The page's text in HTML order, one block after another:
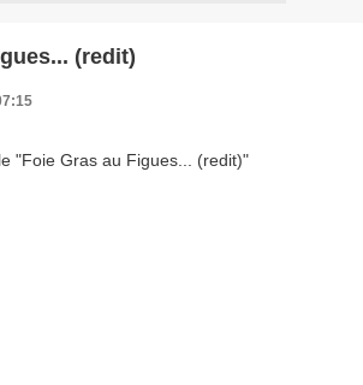
(redit)